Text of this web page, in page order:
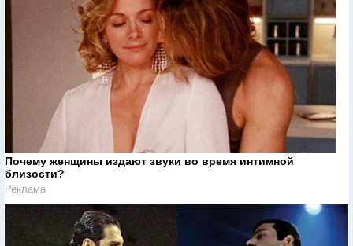
Почему женщины издают звуки во время интимной
близости?
Реклама